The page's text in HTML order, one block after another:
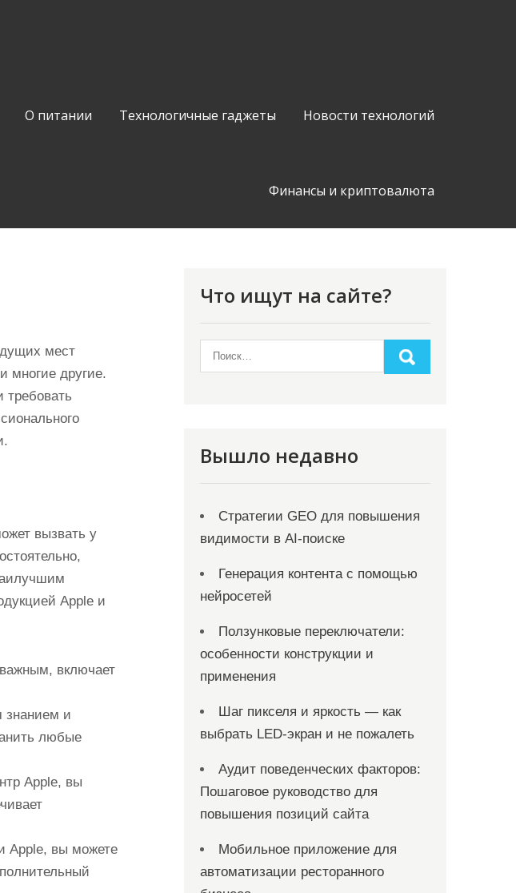
О питании Технологичные гаджеты Новости технологий
Финансы и криптовалюта
мест
многие другие.
требовать
вызвать у
Apple и
включает
знанием и
любые
Apple, вы
Apple, вы можете
Что ищут на сайте?
Вышло недавно
Стратегии GEO для повышения
видимости в AI-поиске
Генерация контента с помощью
нейросетей
Ползунковые переключатели:
особенности конструкции и
применения
Шаг пикселя и яркость — как
выбрать LED-экран и не пожалеть
Аудит поведенческих факторов:
Пошаговое руководство для
повышения позиций сайта
Мобильное приложение для
автоматизации ресторанного